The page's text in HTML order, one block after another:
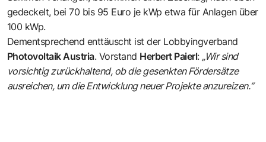
gedeckelt, bei 70 bis 95 Euro je kWp etwa für Anlagen über
100 kWp.
Dementsprechend enttäuscht ist der Lobbyingverband
Photovoltaik Austria. Vorstand Herbert Paierl: „Wir sind
vorsichtig zurückhaltend, ob die gesenkten Fördersätze
ausreichen, um die Entwicklung neuer Projekte anzureizen.“